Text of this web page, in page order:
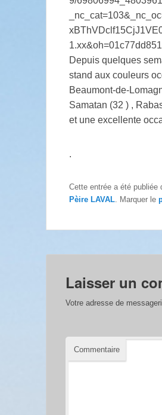
Depuis quelques
stand aux couleurs
Beaumont-de-
Samatan (32 ) ,
et une excellente
.
Cette entrée a été publiée
Pèire LAVAL . Marquer le
Laisser un
Votre adresse de
Commentaire